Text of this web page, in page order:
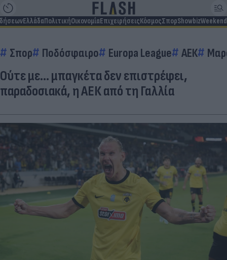
ΕλλάδαΠολιτικήΟικονομίαΕπιχειρήσειςΚόσμοςΣπορShowbizWeekend
Σπορ Ποδόσφαιρο Europa League ΑΕΚ
Ούτε με... μπαγκέτα δεν επιστρέφει,
παραδοσιακά, η ΑΕΚ από τη Γαλλία